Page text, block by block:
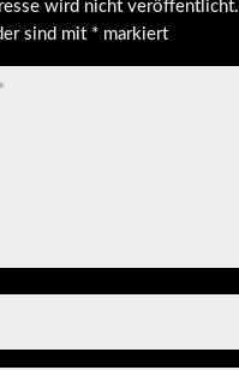
wird nicht veröffentlicht.
sind mit *markiert